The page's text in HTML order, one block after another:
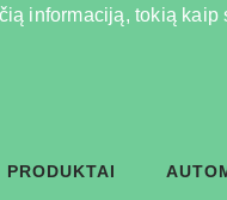
informaciją, tokią
PRODUKTAI